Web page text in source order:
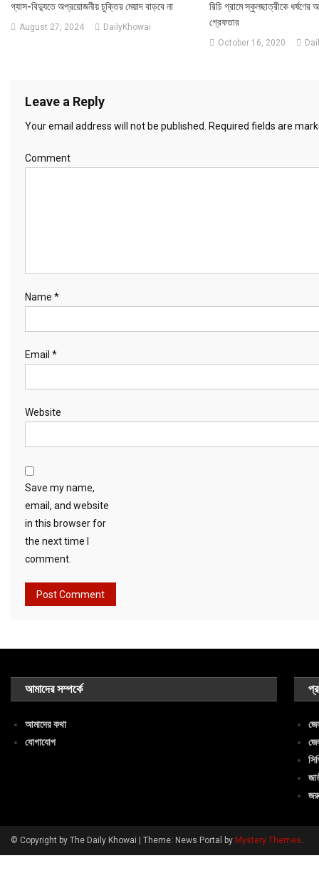
গ্যাস-বিদ্যুতে অপ্রয়োজনীয় চুক্তির মেয়াদ বাড়বে না
August 27, 2024 DailyKhowai
রিচি গ্রামে স্কুলছাত্রীকে ধর্ষণের
গ্রেফতার
October 16, 2020
Leave a Reply
Your email address will not be published. Required fields are
Comment
Name *
Email *
Website
Save my name,
email, and website
in this browser for
the next time I
comment.
আমাদের সম্পর্কে
আমাদের কথা
যোগাযোগ
© Copyright by The Daily Khowai Theme: News Portal by Mystery Themes.